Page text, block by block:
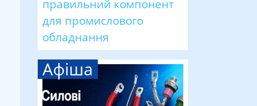
правильний компонент
для промислового
обладнання
Афіша